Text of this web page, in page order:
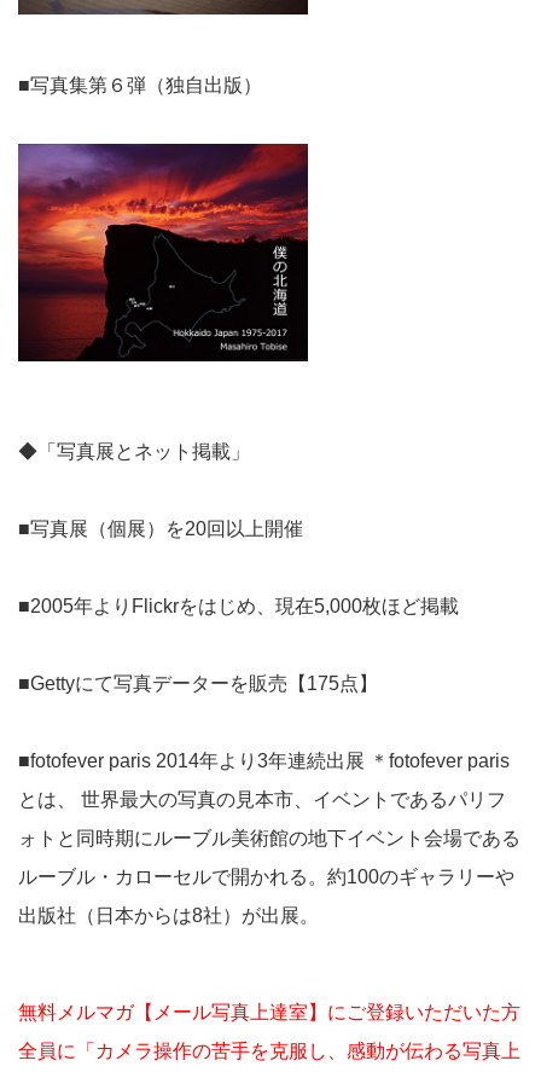
■写真集第６弾（独自出版）
◆「写真展とネット掲載」
■写真展（個展）を20回以上開催
■2005年よりFlickrをはじめ、現在5,000枚ほど掲載
■Gettyにて写真データーを販売【175点】
■fotofever paris 2014年より3年連続出展 ＊fotofever paris
とは、 世界最大の写真の見本市、イベントであるパリフ
ォトと同時期にルーブル美術館の地下イベント会場である
ルーブル・カローセルで開かれる。約100のギャラリーや
出版社（日本からは8社）が出展。
無料メルマガ【メール写真上達室】にご登録いただいた方
全員に「カメラ操作の苦手を克服し、感動が伝わる写真上